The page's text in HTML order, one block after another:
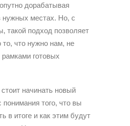
дорабатывая
нужных местах. Но, с
такой подход позволяет
то, что нужно нам, не
рамками готовых
начинать новый
того, что вы
в итоге и как этим будут